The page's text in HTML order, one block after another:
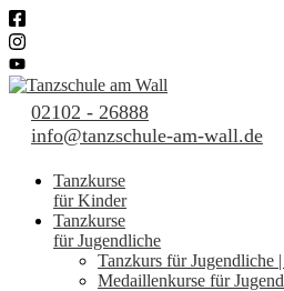
02102 - 26888
info@tanzschule-am-wall.de
Tanzkurse
für Kinder
Tanzkurse
für Jugendliche
Tanzkurs für Jugendliche
Medaillenkurse für